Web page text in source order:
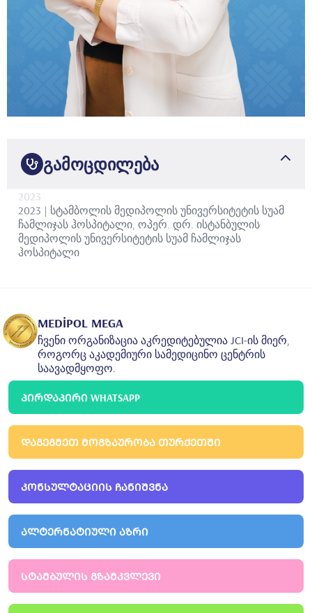
გამოცდილება
2023
2023 | სტამბოლის მედიპოლის უნივერსიტეტის სუამ
ჩამლიჯას ჰოსპიტალი, ოპერ. დრ. ისტანბულის
მედიპოლის უნივერსიტეტის სუამ ჩამლიჯას
ჰოსპიტალი
MEDİPOL MEGA
ჩვენი ორგანიზაცია აკრედიტებულია JCI-ის მიერ,
როგორც აკადემიური სამედიცინო ცენტრის
საავადმყოფო.
ᲞᲘᲠᲓᲐᲞᲘᲠᲘ WHATSAPP
ᲓᲐᲒᲔᲒᲛᲔᲗ ᲛᲝᲒᲖᲐᲣᲠᲝᲑᲐ ᲗᲣᲠᲥᲔᲗᲨᲘ
ᲙᲝᲜᲡᲣᲚᲢᲐᲪᲘᲘᲡ ᲩᲐᲜᲘᲨᲕᲜᲐ
ᲐᲚᲢᲔᲠᲜᲐᲢᲘᲣᲚᲘ ᲐᲖᲠᲘ
ᲡᲢᲐᲛᲑᲣᲚᲘᲡ ᲒᲖᲐᲛᲙᲕᲚᲔᲕᲘ